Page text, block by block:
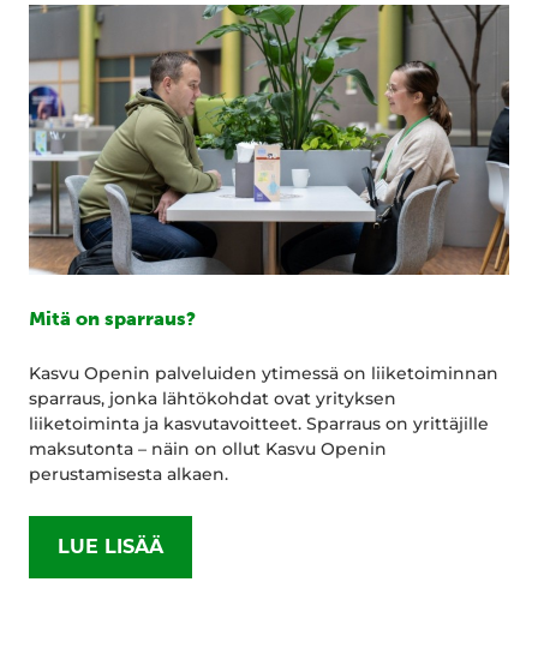
Mitä on sparraus?
Kasvu Openin palveluiden ytimessä on liiketoiminnan
sparraus, jonka lähtökohdat ovat yrityksen
liiketoiminta ja kasvutavoitteet. Sparraus on yrittäjille
maksutonta – näin on ollut Kasvu Openin
perustamisesta alkaen.
LUE LISÄÄ